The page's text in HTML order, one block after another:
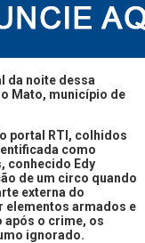
da noite dessa
Mato, município de
portal RTI, colhidos
como
conhecido Edy
de um circo quando
externa do
elementos armados e
após o crime, os
ignorado.